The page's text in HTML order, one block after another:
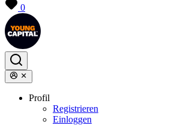
0
Profil
Registrieren
Einloggen